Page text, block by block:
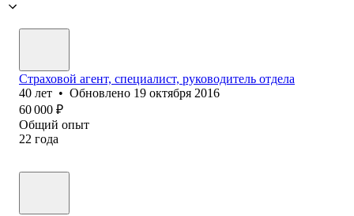
Страховой агент, специалист, руководитель отдела
40 лет • Обновлено 19 октября 2016
60 000 ₽
Общий опыт
22 года